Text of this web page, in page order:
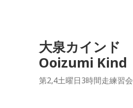
大泉カインド
Ooizumi Kind
第2,4土曜日3時間走練習会